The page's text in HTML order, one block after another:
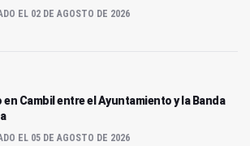
EL 02 DE AGOSTO DE 2026
Cambil entre el Ayuntamiento y la Banda
EL 05 DE AGOSTO DE 2026